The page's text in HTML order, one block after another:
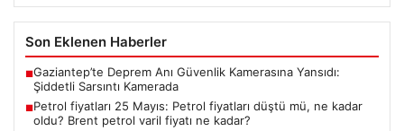
Son Eklenen Haberler
■Gaziantep’te Deprem Anı Güvenlik Kamerasına Yansıdı:
Şiddetli Sarsıntı Kamerada
■Petrol fiyatları 25 Mayıs: Petrol fiyatları düştü mü, ne kadar
oldu? Brent petrol varil fiyatı ne kadar?